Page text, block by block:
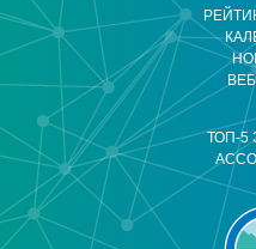
ТОП-5